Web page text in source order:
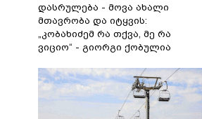
დასრულება - მოვა ახალი
მთავრობა და იტყვის:
„კობახიძემ რა თქვა, მე რა
ვიციო“ - გიორგი ქობულია